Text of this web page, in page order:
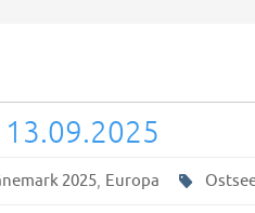
2025, Europa